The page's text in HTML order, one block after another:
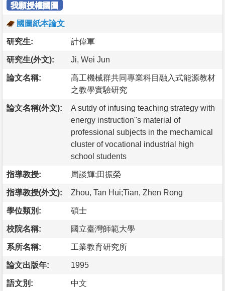
我願授權國圖
國圖紙本論文
研究生: 計偉軍
研究生(外文): Ji, Wei Jun
論文名稱:
高工機械群共同專業科目融入式能源教材
之教學實驗研究
論文名稱(外文):
A sutdy of infusing teaching strategy with
energy instruction''s material of
professional subjects in the mechamical
cluster of vocational industrial high
school students
指導教授: 周談輝;田振榮
指導教授(外文): Zhou, Tan Hui;Tian, Zhen Rong
學位類別: 碩士
校院名稱: 國立臺灣師範大學
系所名稱: 工業教育研究所
論文出版年: 1995
語文別: 中文